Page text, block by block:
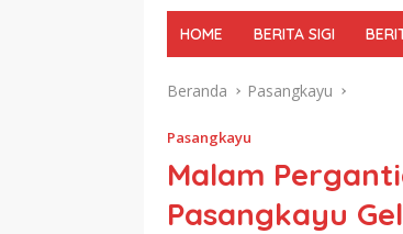
HOME BERITA SIGI
Beranda Pasangkayu
Pasangkayu
Malam
Pasangkayu